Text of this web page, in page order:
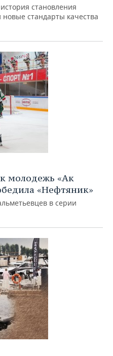
становления
новые стандарты качества
молодежь «Ак
«Нефтяник»
в серии